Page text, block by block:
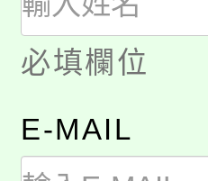
《TA101
程，歡迎
心理、諮
淨零綠生
會
115年食
程
學期銜接
學籍身
淨零綠領
必填欄位
E-MAIL